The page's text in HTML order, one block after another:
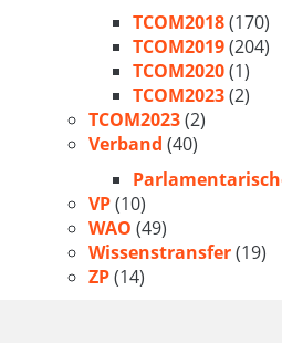
TCOM2018(170)
TCOM2019(204)
TCOM2020(1)
TCOM2023(2)
TCOM2023(2)
Verband (40)
VP(10)
WAO (49)
Wissenstransfer(19)
ZP(14)